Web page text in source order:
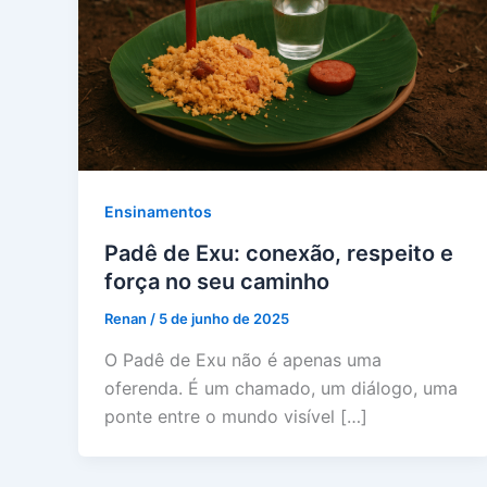
Ensinamentos
Padê de Exu: conexão, respeito e
força no seu caminho
Renan / 5 de junho de 2025
O Padê de Exu não é apenas uma
oferenda. É um chamado, um diálogo, uma
ponte entre o mundo visível […]